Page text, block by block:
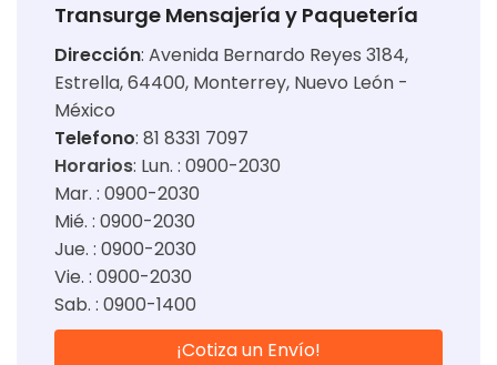
Transurge Mensajería y Paquetería
Dirección: Avenida Bernardo Reyes 3184,
Estrella, 64400, Monterrey, Nuevo León -
México
Telefono: 81 8331 7097
Horarios: Lun. : 0900-2030
Mar. : 0900-2030
Mié. : 0900-2030
Jue. : 0900-2030
Vie. : 0900-2030
Sab. : 0900-1400
¡Cotiza un Envío!